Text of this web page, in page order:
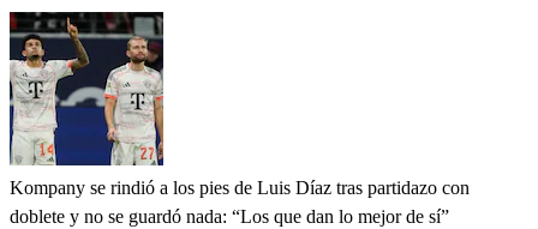
Kompany se rindió a los pies de Luis Díaz tras partidazo con
doblete y no se guardó nada: “Los que dan lo mejor de sí”